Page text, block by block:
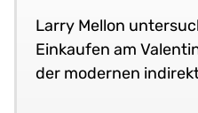
Larry Mellon
Einkaufen am
der modernen